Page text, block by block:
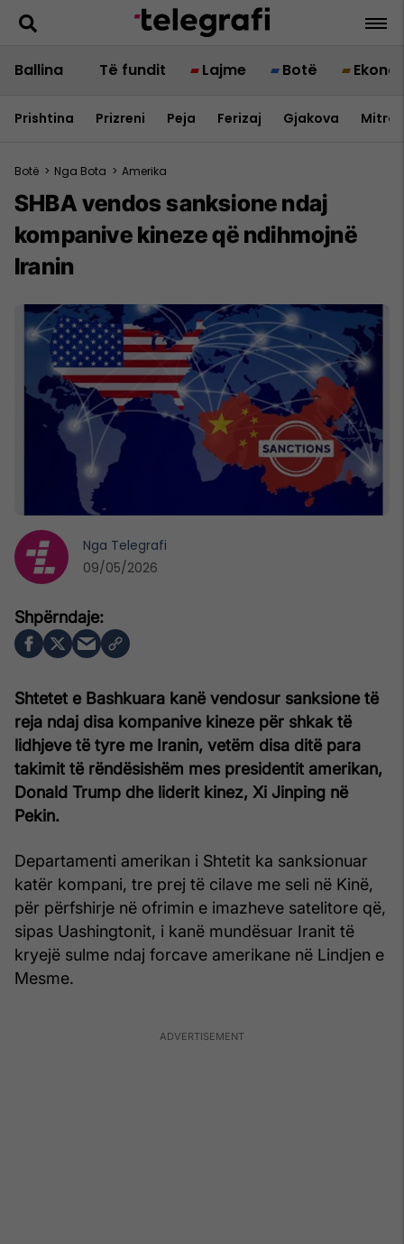
Ballina Të fundit Lajme Botë
Prishtina Prizreni Peja Ferizaj Gjakova
Botë > Nga Bota > Amerika
SHBA vendos sanksione ndaj
kompanive kineze që ndihmojnë
Iranin
Shtetet e Bashkuara kanë vendosur sanksione të
reja ndaj disa kompanive kineze për shkak të
lidhjeve të tyre me Iranin, vetëm disa ditë para
takimit të rëndësishëm mes presidentit amerikan,
Donald Trump dhe liderit kinez, Xi Jinping në
Pekin.
Departamenti amerikan i Shtetit ka sanksionuar
katër kompani, tre prej të cilave me seli në Kinë,
për përfshirje në ofrimin e imazheve satelitore që,
sipas Uashingtonit, i kanë mundësuar Iranit të
kryejë sulme ndaj forcave amerikane në Lindjen e
Mesme.
Nga Telegrafi
09/05/2026